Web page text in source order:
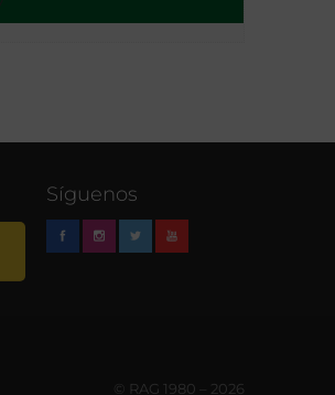
Síguenos
© RAG 1980 – 2026